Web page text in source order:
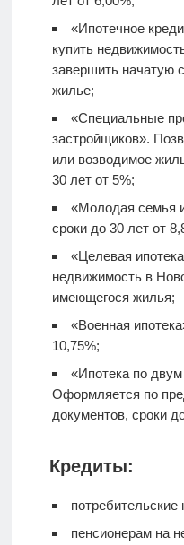
«Ипотечное
купить
завершить начатую
жилье;
«Специальные
застройщиков».
или возводимое
30 лет от 5%;
«Молодая семья
сроки до 30 лет от
«Целевая
недвижимость в
имеющегося жилья;
«Военная
10,75%;
«Ипотека по
Оформляется по
документов, сроки
Кредиты:
пенсионерам на